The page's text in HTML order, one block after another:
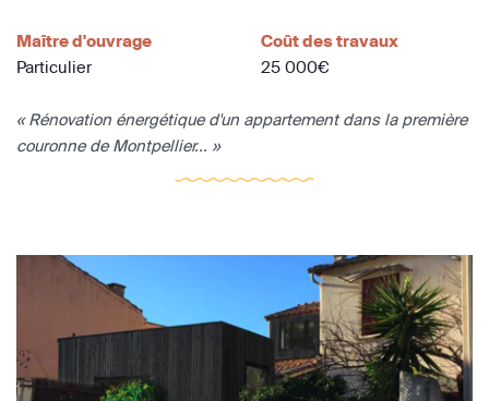
Maître d'ouvrage
Particulier
Coût des travaux
25 000€
« Rénovation énergétique d'un appartement dans la première
couronne de Montpellier... »